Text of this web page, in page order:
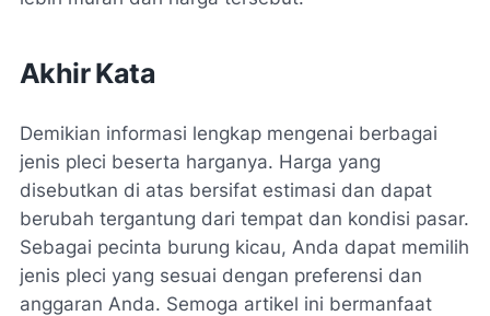
Akhir Kata
Demikian informasi lengkap mengenai berbagai
jenis pleci beserta harganya. Harga yang
disebutkan di atas bersifat estimasi dan dapat
berubah tergantung dari tempat dan kondisi pasar.
Sebagai pecinta burung kicau, Anda dapat memilih
jenis pleci yang sesuai dengan preferensi dan
anggaran Anda. Semoga artikel ini bermanfaat